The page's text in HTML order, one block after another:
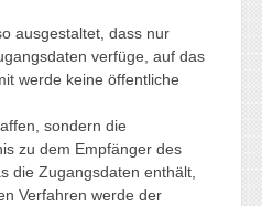
ausgestaltet, dass nur
verfüge, auf das
werde keine öffentliche
sondern die
zu dem Empfänger des
die Zugangsdaten enthält,
Verfahren werde der